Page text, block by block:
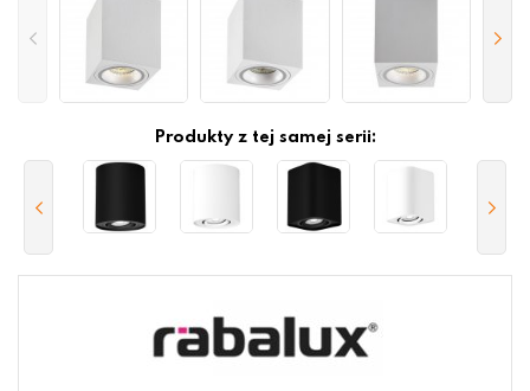
Produkty z tej samej serii: